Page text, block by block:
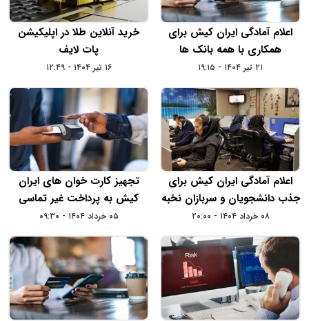
اعلام آمادگی ایران‌ کیش برای
همکاری با همه بانک‌ ها
۲۱ تیر ۱۴۰۴ - ۱۹:۱۵
خرید آنلاین طلا در اپلیکیشن
پات لایف
۱۶ تیر ۱۴۰۴ - ۱۲:۴۹
اعلام آمادگی ایران‌ کیش برای
جذب دانشجویان و سربازان نخبه
۰۸ خرداد ۱۴۰۴ - ۲۰:۰۰
تجهیز کارت‌ خوان‌ های ایران‌
کیش به پرداخت غیر تماسی
۰۵ خرداد ۱۴۰۴ - ۰۹:۳۰